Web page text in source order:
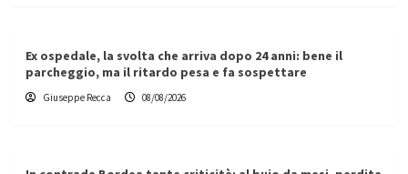
Ex ospedale, la svolta che arriva dopo 24 anni: bene il
parcheggio, ma il ritardo pesa e fa sospettare
Giuseppe Recca 08/08/2026